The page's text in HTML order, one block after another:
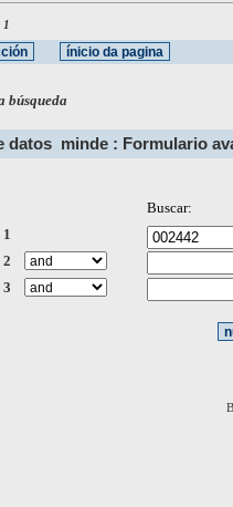
1
búsqueda
datos minde : Formulario
Buscar:
1
2
3